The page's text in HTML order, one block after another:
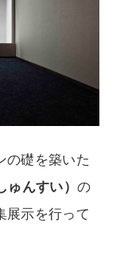
の礎を築いた
ゅんすい） の
展示を行って